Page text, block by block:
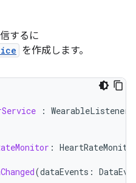
するに
を作成します。
:
:
(dataEvents :